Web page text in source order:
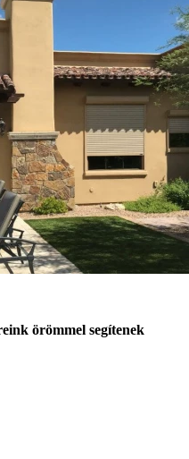
örömmel segítenek